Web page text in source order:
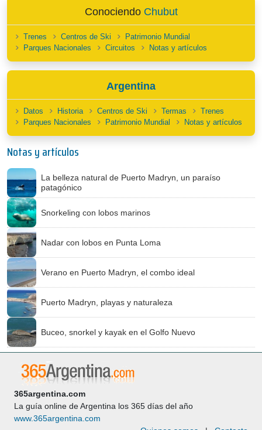
Conociendo Chubut
Trenes Centros de Ski
Patrimonio Mundial
Parques Nacionales
Circuitos Notas y artículos
Argentina
Datos Historia Centros de Ski Termas
Trenes
Parques Nacionales
Patrimonio Mundial Notas y artículos
Notas y artículos
La belleza natural de Puerto Madryn, un paraíso
patagónico
Snorkeling con lobos marinos
Nadar con lobos en Punta Loma
Verano en Puerto Madryn, el combo ideal
Puerto Madryn, playas y naturaleza
Buceo, snorkel y kayak en el Golfo Nuevo
365argentina.com
La guía online de Argentina los 365 días del año
www.365argentina.com